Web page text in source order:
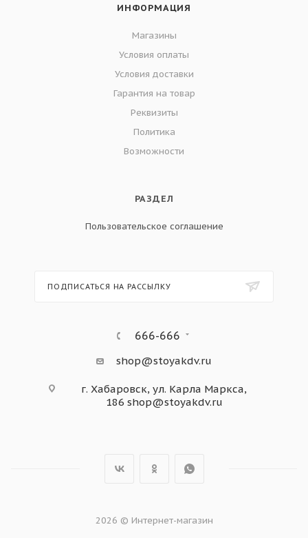
ИНФОРМАЦИЯ
Магазины
Условия оплаты
Условия доставки
Гарантия на товар
Реквизиты
Политика
Возможности
РАЗДЕЛ
Пользовательское соглашение
ПОДПИСАТЬСЯ НА РАССЫЛКУ
666-666
shop@stoyakdv.ru
г. Хабаровск, ул. Карла Маркса,
186 shop@stoyakdv.ru
2026 © Интернет-магазин